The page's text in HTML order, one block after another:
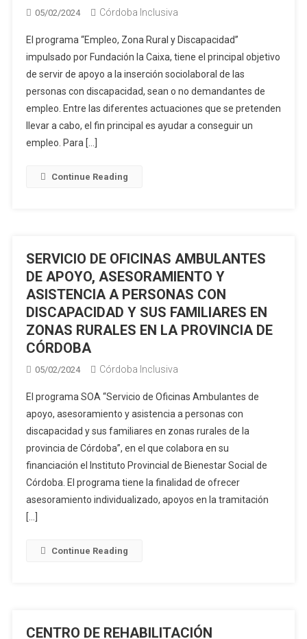
05/02/2024 Córdoba Inclusiva
El programa “Empleo, Zona Rural y Discapacidad”
impulsado por Fundación la Caixa, tiene el principal objetivo
de servir de apoyo a la inserción sociolaboral de las
personas con discapacidad, sean o no demandantes de
empleo. Entre las diferentes actuaciones que se pretenden
llevar a cabo, el fin principal es ayudar a conseguir un
empleo. Para […]
Continue Reading
SERVICIO DE OFICINAS AMBULANTES
DE APOYO, ASESORAMIENTO Y
ASISTENCIA A PERSONAS CON
DISCAPACIDAD Y SUS FAMILIARES EN
ZONAS RURALES EN LA PROVINCIA DE
CÓRDOBA
05/02/2024 Córdoba Inclusiva
El programa SOA “Servicio de Oficinas Ambulantes de
apoyo, asesoramiento y asistencia a personas con
discapacidad y sus familiares en zonas rurales de la
provincia de Córdoba”, en el que colabora en su
financiación el Instituto Provincial de Bienestar Social de
Córdoba. El programa tiene la finalidad de ofrecer
asesoramiento individualizado, apoyos en la tramitación
[…]
Continue Reading
CENTRO DE REHABILITACIÓN